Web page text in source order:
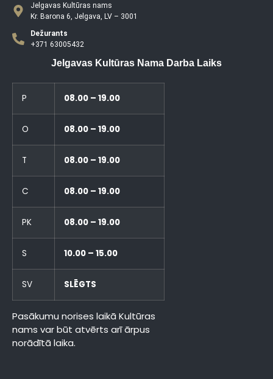
Jelgavas Kultūras nams
Kr. Barona 6, Jelgava, LV – 3001
Dežurants
+371 63005432
Jelgavas Kultūras Nama Darba Laiks
P 08.00 – 19.00
O 08.00 – 19.00
T 08.00 – 19.00
C 08.00 – 19.00
PK 08.00 – 19.00
S 10.00 – 15.00
SV SLĒGTS
Pasākumu norises laikā Kultūras
nams var būt atvērts arī ārpus
norādītā laika.